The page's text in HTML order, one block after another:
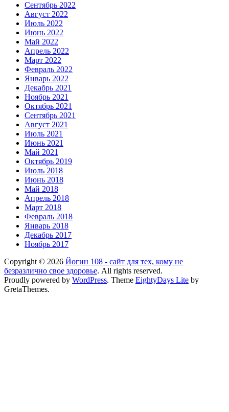
Сентябрь 2022
Август 2022
Июль 2022
Июнь 2022
Май 2022
Апрель 2022
Март 2022
Февраль 2022
Январь 2022
Декабрь 2021
Ноябрь 2021
Октябрь 2021
Сентябрь 2021
Август 2021
Июль 2021
Июнь 2021
Май 2021
Октябрь 2019
Июль 2018
Июнь 2018
Май 2018
Апрель 2018
Март 2018
Февраль 2018
Январь 2018
Декабрь 2017
Ноябрь 2017
Copyright © 2026 Йогин 108 - сайт для тех, кому не
безразлично свое здоровье. All rights reserved.
Proudly powered by WordPress. Theme EightyDays Lite by
GretaThemes.